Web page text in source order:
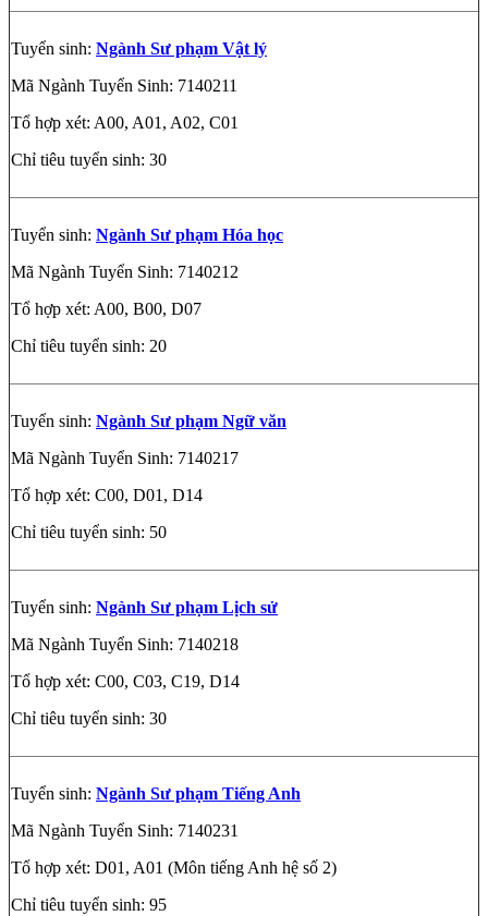
Tuyển sinh: Ngành Sư phạm Vật lý
Mã Ngành Tuyển Sinh: 7140211
Tổ hợp xét: A00, A01, A02, C01
Chỉ tiêu tuyển sinh: 30
Tuyển sinh: Ngành Sư phạm Hóa học
Mã Ngành Tuyển Sinh: 7140212
Tổ hợp xét: A00, B00, D07
Chỉ tiêu tuyển sinh: 20
Tuyển sinh: Ngành Sư phạm Ngữ văn
Mã Ngành Tuyển Sinh: 7140217
Tổ hợp xét: C00, D01, D14
Chỉ tiêu tuyển sinh: 50
Tuyển sinh: Ngành Sư phạm Lịch sử
Mã Ngành Tuyển Sinh: 7140218
Tổ hợp xét: C00, C03, C19, D14
Chỉ tiêu tuyển sinh: 30
Tuyển sinh: Ngành Sư phạm Tiếng Anh
Mã Ngành Tuyển Sinh: 7140231
Tổ hợp xét: D01, A01 (Môn tiếng Anh hệ số 2)
Chỉ tiêu tuyển sinh: 95